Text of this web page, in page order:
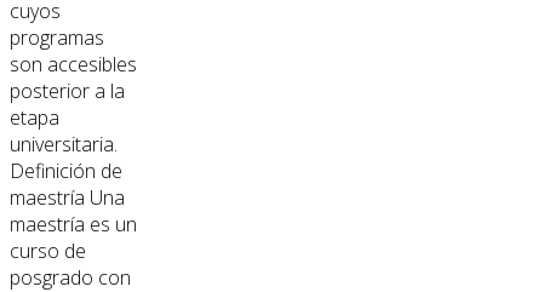
cuyos
programas
son accesibles
posterior a la
etapa
universitaria.
Definición de
maestría Una
maestría es un
curso de
posgrado con